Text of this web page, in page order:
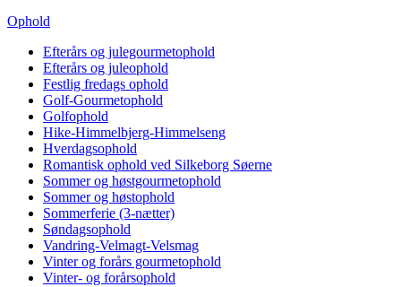
Ophold
Efterårs og julegourmetophold
Efterårs og juleophold
Festlig fredags ophold
Golf-Gourmetophold
Golfophold
Hike-Himmelbjerg-Himmelseng
Hverdagsophold
Romantisk ophold ved Silkeborg Søerne
Sommer og høstgourmetophold
Sommer og høstophold
Sommerferie (3-nætter)
Søndagsophold
Vandring-Velmagt-Velsmag
Vinter og forårs gourmetophold
Vinter- og forårsophold